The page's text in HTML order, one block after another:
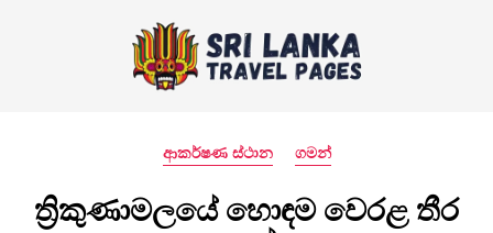
ආකර්ෂණ ස්ථාන ගමන්
ත්‍රිකුණාමලයේ හොඳම වෙරළ තීර